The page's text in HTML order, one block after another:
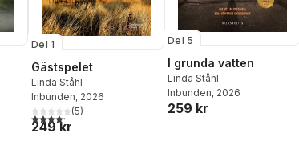
antal röster:
Del 1
Gästspelet
Linda Ståhl
Inbunden, 2026
4,2utav 5 stjärnor. Totalt antal röster:
(5)
249 kr
Del 5
I grunda vatten
Linda Ståhl
Inbunden, 2026
259 kr